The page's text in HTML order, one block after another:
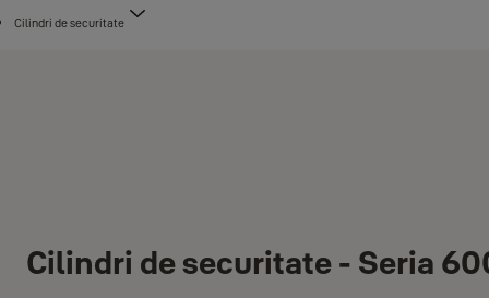
Cilindri de securitate
Cilindri de securitate - Seria